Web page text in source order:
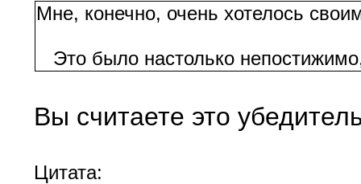
Мне, конечно, очень хотелось
Это было настолько
Вы считаете это
Цитата: